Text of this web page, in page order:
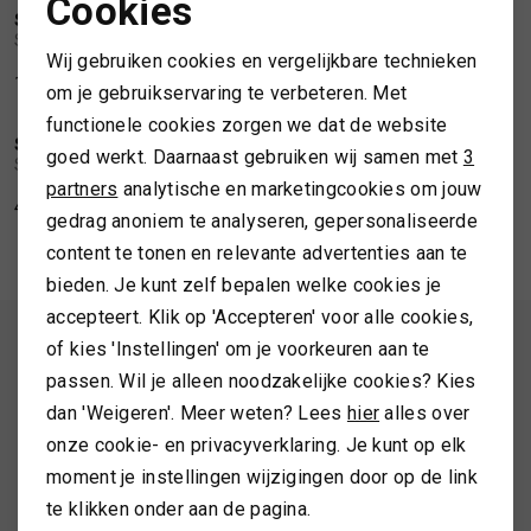
TASSEN
TOPS EN SHIRTS
TRUIEN
VESTEN
/2
SOFIE SCHNOOR
109,99 54,99
/2
NIEUW
SOFIE SCHNOOR
Sofie Schnoor Agnetaspo Top
47,99
1 /2
SOFIE SCHNOOR
Sofie SchnoorAgnetaspo Top
ALTIJD ALS EERSTE OP DE HOOGTE ZIJN?
Schrijf je in en ontvang 10% korting op je 1e bestelling
AANMELDEN
Noodzakelijke cookies
Analytische cookies
Marketing cookies
Cookies
Wij gebruiken cookies en vergelijkbare technieken
om je gebruikservaring te verbeteren. Met
functionele cookies zorgen we dat de website
goed werkt. Daarnaast gebruiken wij samen met 3
partners analytische en marketingcookies om jouw
gedrag anoniem te analyseren, gepersonaliseerde
content te tonen en relevante advertenties aan te
bieden. Je kunt zelf bepalen welke cookies je
accepteert. Klik op 'Accepteren' voor alle cookies,
of kies 'Instellingen' om je voorkeuren aan te
passen. Wil je alleen noodzakelijke cookies? Kies
dan 'Weigeren'. Meer weten? Lees hier alles over
onze cookie- en privacyverklaring. Je kunt op elk
moment je instellingen wijzigingen door op de link
te klikken onder aan de pagina.